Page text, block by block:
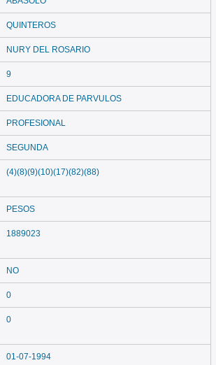
QUINTEROS
NURY DEL ROSARIO
9
EDUCADORA DE PARVULOS
PROFESIONAL
SEGUNDA
(4)(8)(9)(10)(17)(82)(88)
PESOS
1889023
NO
0
0
01-07-1994